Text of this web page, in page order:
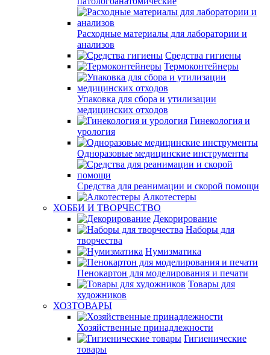
Расходные материалы для лаборатории и
анализов
Средства гигиены
Термоконтейнеры
Упаковка для сбора и утилизации
медицинских отходов
Гинекология и
урология
Одноразовые медицинские инструменты
Средства для реанимации и скорой помощи
Алкотестеры
ХОББИ И ТВОРЧЕСТВО
Декорирование
Наборы для
творчества
Нумизматика
Пенокартон для моделирования и печати
Товары для
художников
ХОЗТОВАРЫ
Хозяйственные принадлежности
Гигиенические
товары